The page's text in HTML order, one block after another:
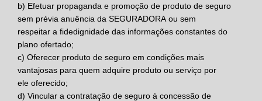
b) Efetuar propaganda e promoção de produto de seguro
sem prévia anuência da SEGURADORA ou sem
respeitar a fidedignidade das informações constantes do
plano ofertado;
c) Oferecer produto de seguro em condições mais
vantajosas para quem adquire produto ou serviço por
ele oferecido;
d) Vincular a contratação de seguro à concessão de